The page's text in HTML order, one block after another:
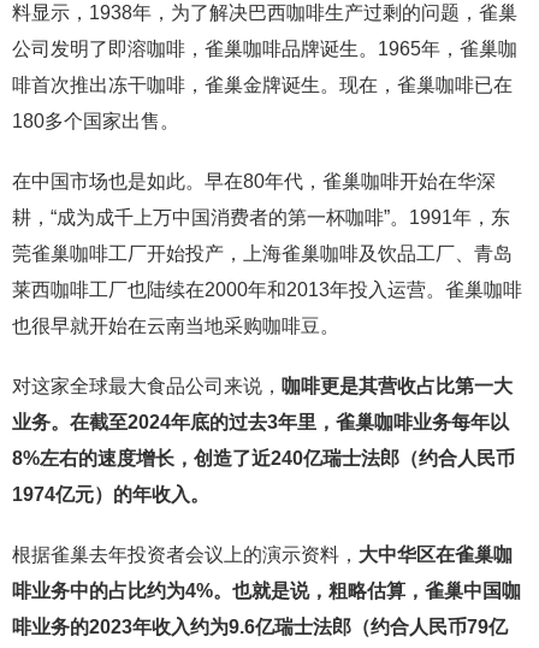
料显示，1938年，为了解决巴西咖啡生产过剩的问题，雀巢
公司发明了即溶咖啡，雀巢咖啡品牌诞生。1965年，雀巢咖
啡首次推出冻干咖啡，雀巢金牌诞生。现在，雀巢咖啡已在
180多个国家出售。
在中国市场也是如此。早在80年代，雀巢咖啡开始在华深
耕，“成为成千上万中国消费者的第一杯咖啡”。1991年，东
莞雀巢咖啡工厂开始投产，上海雀巢咖啡及饮品工厂、青岛
莱西咖啡工厂也陆续在2000年和2013年投入运营。雀巢咖啡
也很早就开始在云南当地采购咖啡豆。
对这家全球最大食品公司来说， 咖啡更是其营收占比第一大
业务。在截至2024年底的过去3年里，雀巢咖啡业务每年以
8%左右的速度增长，创造了近240亿瑞士法郎（约合人民币
1974亿元）的年收入。
根据雀巢去年投资者会议上的演示资料， 大中华区在雀巢咖
啡业务中的占比约为4%。也就是说，粗略估算，雀巢中国咖
啡业务的2023年收入约为9.6亿瑞士法郎（约合人民币79亿